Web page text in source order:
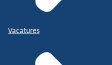
Vacatures